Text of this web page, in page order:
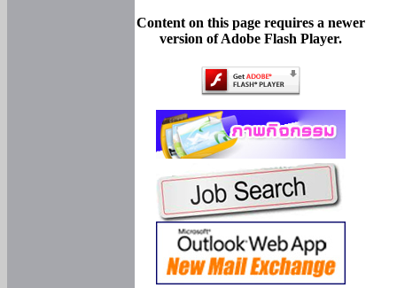
Content on this page requires a newer
version of Adobe Flash Player.